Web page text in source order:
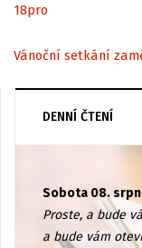
18pro
Vánoční setkání
DENNÍ ČTENÍ
Sobota 08.
Proste, a bude
a bude vám